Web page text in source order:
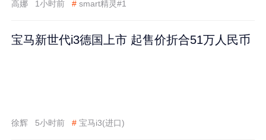
高娜 1小时前 # smart精灵#1
宝马新世代i3德国上市 起售价折合51万人民币
徐辉 5小时前 # 宝马i3(进口)